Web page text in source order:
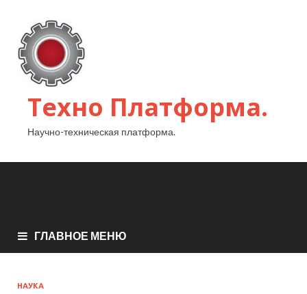
Техно Платформа.
Научно-техническая платформа.
ГЛАВНОЕ МЕНЮ
НАУКА